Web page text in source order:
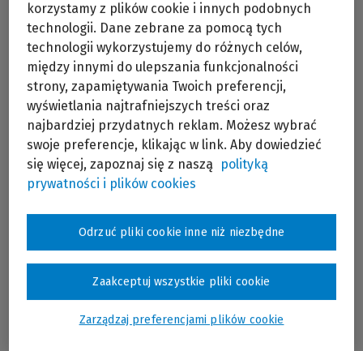
Program
Program
Wrocław:
Prowadzący – sędzia WSA we Wrocławiu dr
Dagmara Dominik-Ogińska
najnowszego orzecznictwa Trybunału
Sprawiedliwości UE oraz sądów administracyjnych
w zakresie prawa podatkowego celem zapoznania
Powitalna kawa oraz
korzystamy z plików cookie i innych podobnych
technologii. Dane zebrane za pomocą tych
technologii wykorzystujemy do różnych celów,
między innymi do ulepszania funkcjonalności
strony, zapamiętywania Twoich preferencji,
wyświetlania najtrafniejszych treści oraz
najbardziej przydatnych reklam. Możesz wybrać
swoje preferencje, klikając w link. Aby dowiedzieć
się więcej, zapoznaj się z naszą
polityką
prywatności i plików cookies
Zarządzaj preferencjami plików cookie
Odrzuć pliki cookie inne niż niezbędne
Zaakceptuj wszystkie pliki cookie